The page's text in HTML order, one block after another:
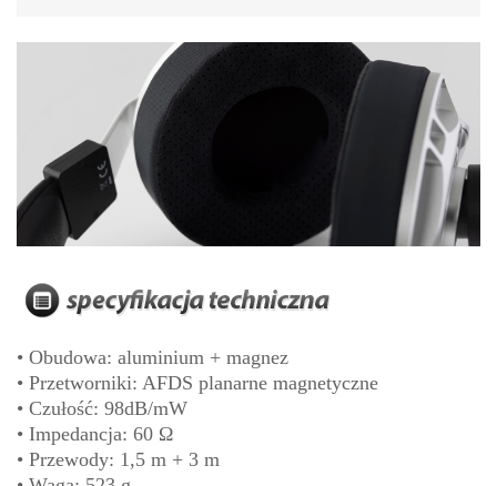
• Obudowa: aluminium + magnez
• Przetworniki: AFDS planarne magnetyczne
• Czułość: 98dB/mW
• Impedancja: 60 Ω
• Przewody: 1,5 m + 3 m